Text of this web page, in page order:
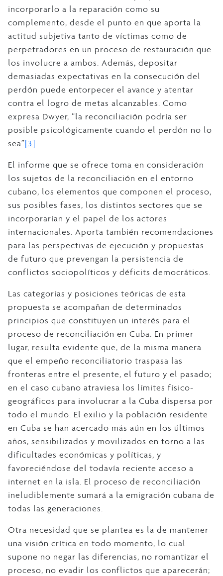
incorporarlo a la reparación como su
complemento, desde el punto en que aporta la
actitud subjetiva tanto de víctimas como de
perpetradores en un proceso de restauración que
los involucre a ambos. Además, depositar
demasiadas expectativas en la consecución del
perdón puede entorpecer el avance y atentar
contra el logro de metas alcanzables. Como
expresa Dwyer, “la reconciliación podría ser
posible psicológicamente cuando el perdón no lo
sea”.[3]
El informe que se ofrece toma en consideración
los sujetos de la reconciliación en el entorno
cubano, los elementos que componen el proceso,
sus posibles fases, los distintos sectores que se
incorporarían y el papel de los actores
internacionales. Aporta también recomendaciones
para las perspectivas de ejecución y propuestas
de futuro que prevengan la persistencia de
conflictos sociopolíticos y déficits democráticos.
Las categorías y posiciones teóricas de esta
propuesta se acompañan de determinados
principios que constituyen un interés para el
proceso de reconciliación en Cuba. En primer
lugar, resulta evidente que, de la misma manera
que el empeño reconciliatorio traspasa las
fronteras entre el presente, el futuro y el pasado;
en el caso cubano atraviesa los límites físico-
geográficos para involucrar a la Cuba dispersa por
todo el mundo. El exilio y la población residente
en Cuba se han acercado más aún en los últimos
años, sensibilizados y movilizados en torno a las
dificultades económicas y políticas, y
favoreciéndose del todavía reciente acceso a
internet en la isla. El proceso de reconciliación
ineludiblemente sumará a la emigración cubana de
todas las generaciones.
Otra necesidad que se plantea es la de mantener
una visión crítica en todo momento, lo cual
supone no negar las diferencias, no romantizar el
proceso, no evadir los conflictos que aparecerán;